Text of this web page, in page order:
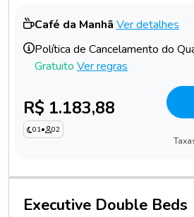
Café da Manhã Ver detalhes
Política de Cancelamento do
Gratuito Ver regras
R$ 1.183,88
01• 02
Executive Double Beds